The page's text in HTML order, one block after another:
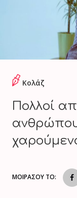
Κολάζ
Πολλοί
ΜΟΙΡΑΣΟΥ ΤΟ: